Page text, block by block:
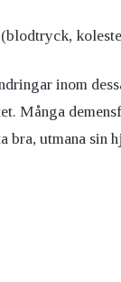
inom
utmana sin